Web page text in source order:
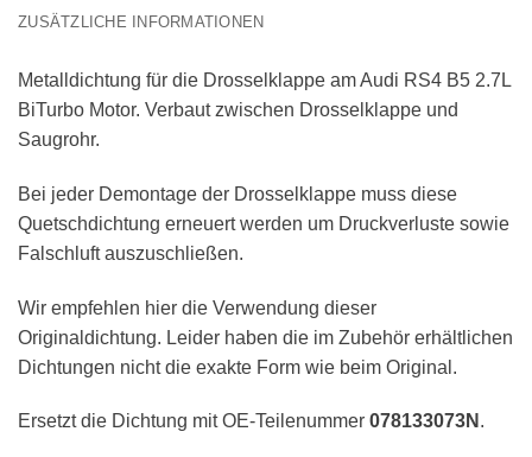
ZUSÄTZLICHE INFORMATIONEN
Metalldichtung für die Drosselklappe am Audi RS4 B5 2.7L
BiTurbo Motor. Verbaut zwischen Drosselklappe und
Saugrohr.
Bei jeder Demontage der Drosselklappe muss diese
Quetschdichtung erneuert werden um Druckverluste sowie
Falschluft auszuschließen.
Wir empfehlen hier die Verwendung dieser
Originaldichtung. Leider haben die im Zubehör erhältlichen
Dichtungen nicht die exakte Form wie beim Original.
Ersetzt die Dichtung mit OE-Teilenummer 078133073N .